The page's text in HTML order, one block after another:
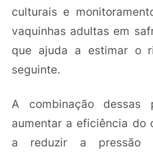
culturais e
vaquinhas adultas em
que ajuda a estimar o
seguinte.
A combinação dessas
aumentar a eficiência do
a reduzir a pressão